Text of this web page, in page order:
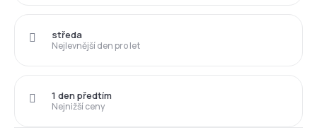
Nejlevnější den pro let
středa
Nejnižší ceny
1 den předtím